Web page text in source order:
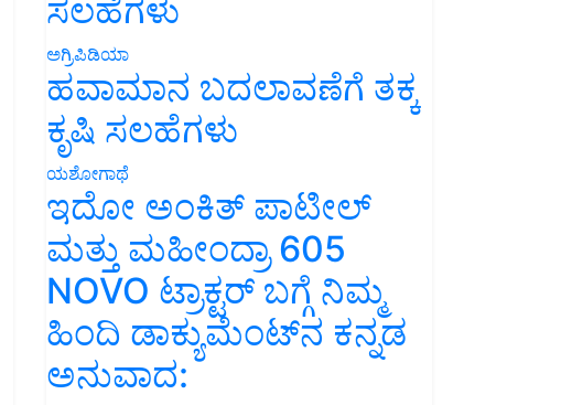
ಸಲಹೆಗಳು
ಅಗ್ರಿಪಿಡಿಯಾ
ಹವಾಮಾನ ಬದಲಾವಣೆಗೆ ತಕ್ಕ
ಕೃಷಿ ಸಲಹೆಗಳು
ಯಶೋಗಾಥೆ
ಇದೋ ಅಂಕಿತ್ ಪಾಟೀಲ್
ಮತ್ತು ಮಹೀಂದ್ರಾ 605
NOVO ಟ್ರಾಕ್ಟರ್ ಬಗ್ಗೆ ನಿಮ್ಮ
ಹಿಂದಿ ಡಾಕ್ಯುಮೆಂಟ್‌ನ ಕನ್ನಡ
ಅನುವಾದ: